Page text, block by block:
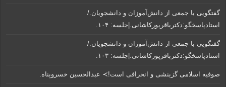
گفتگویی‌ با جمعی‌ از دانش‌آموزان‌ و دانشجویان./
استادپاسخگو:دکترباقر‌پورکاشانی.|جلسه: ۱۰۴.
گفتگویی‌ با جمعی‌ از دانش‌آموزان‌ و دانشجویان./
استادپاسخگو:دکترباقر‌پورکاشانی.|جلسه: ۱۰۳.
صوفیه اسلامی گزینشی و انحرافی است!≻ عبدالحسین خسروپناه.